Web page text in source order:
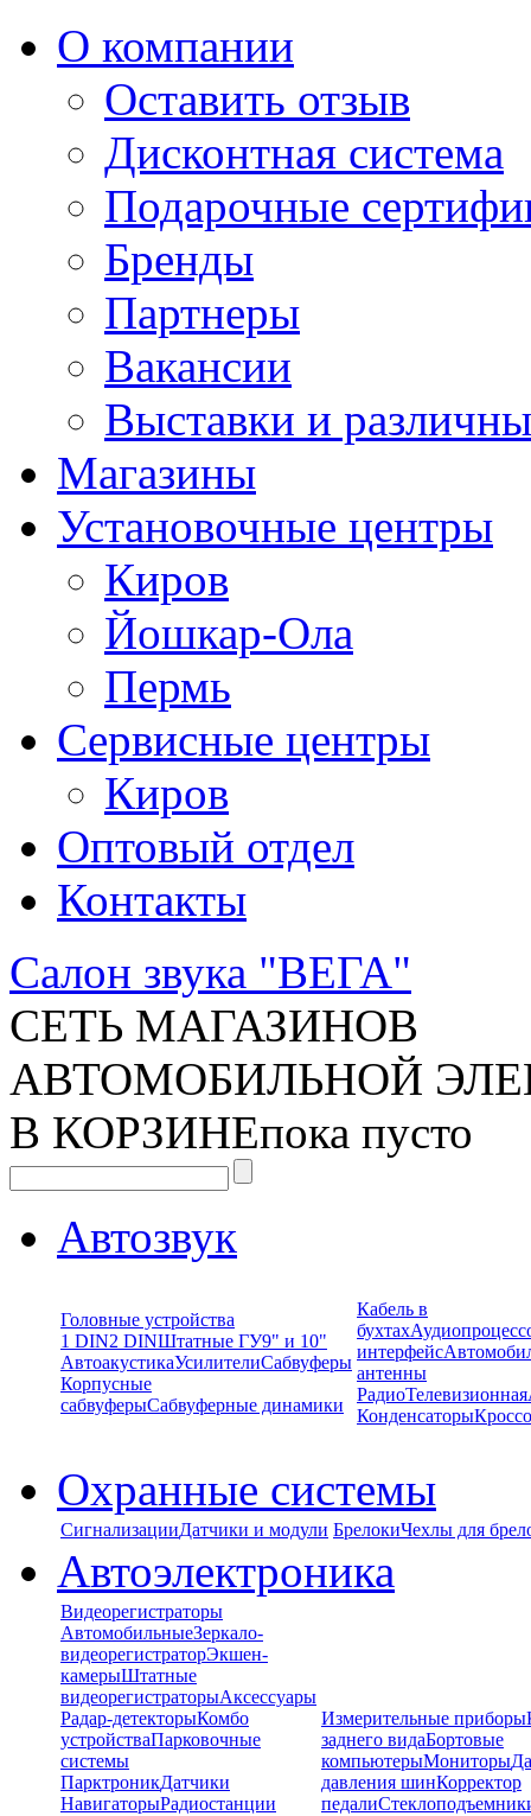
О компании
Оставить отзыв
Дисконтная система
Подарочные
Бренды
Партнеры
Вакансии
Выставки и
Магазины
Установочные центры
Киров
Йошкар-Ола
Пермь
Сервисные центры
Киров
Оптовый отдел
Контакты
Салон звука "ВЕГА"
СЕТЬ МАГАЗИНОВ
АВТОМОБИЛЬНОЙ
В КОРЗИНЕпока пусто
Автозвук
Головные устройства
1 DIN2 DINШтатные ГУ9" и 10"
АвтоакустикаУсилителиСабвуферы
Корпусные
сабвуферыСабвуферные динамики
Кабель в
бухтах
интерфейс
антенны
РадиоТелевизионная
Конденсаторы
Охранные системы
СигнализацииДатчики и модули БрелокиЧехлы для
Автоэлектроника
Видеорегистраторы
АвтомобильныеЗеркало-
видеорегистраторЭкшен-
камерыШтатные
видеорегистраторыАксессуары
Радар-детекторыКомбо
устройстваПарковочные
системы
ПарктроникДатчики
НавигаторыРадиостанции
Измерительные приборы
заднего видаБортовые
компьютерыМониторы
давления шинКорректор
педали